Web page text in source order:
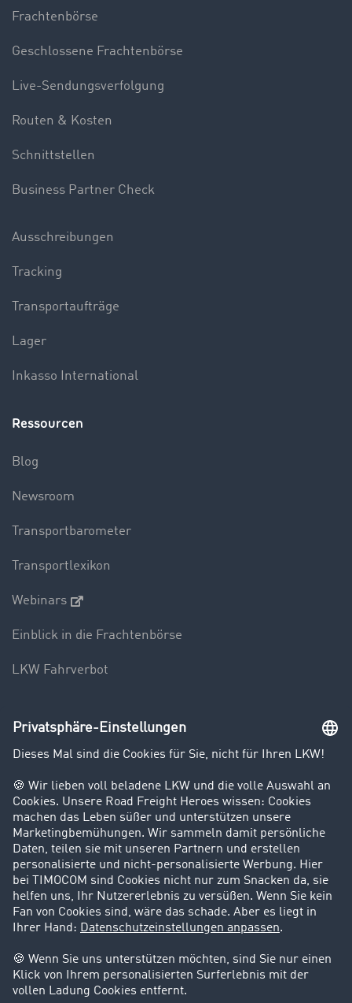
Frachtenbörse
Geschlossene Frachtenbörse
Live-Sendungsverfolgung
Routen & Kosten
Schnittstellen
Business Partner Check
Ausschreibungen
Tracking
Transportaufträge
Lager
Inkasso International
Ressourcen
Blog
Newsroom
Transportbarometer
Transportlexikon
Webinars
Einblick in die Frachtenbörse
LKW Fahrverbot
Unternehmen
Kunden werben Kunden
Success Stories
Karriere
Support
Kontakt
Rechtliches
Impressum